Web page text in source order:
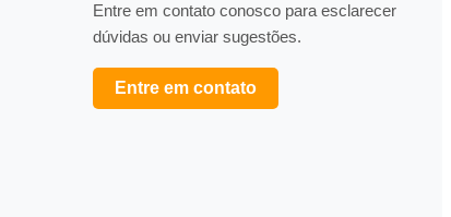
Entre em contato conosco para esclarecer
dúvidas ou enviar sugestões.
Entre em contato